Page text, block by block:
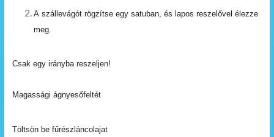
A szállevágót rögzítse egy satuban, és lapos reszelővel élezze
meg.
Csak egy irányba reszeljen!
Magassági ágnyesőfeltét
Töltsön be fűrészláncolajat